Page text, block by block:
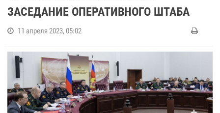
ЗАСЕДАНИЕ ОПЕРАТИВНОГО ШТАБА
11 апреля 2023, 05:02